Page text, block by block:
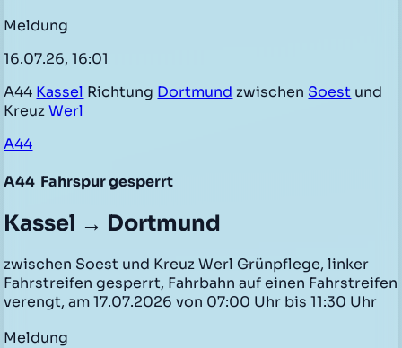
Meldung
16.07.26, 16:01
A44 Kassel Richtung Dortmund zwischen Soest und
KreuzWerl
A44
A44 Fahrspur gesperrt
Kassel → Dortmund
zwischen Soest und Kreuz Werl Grünpflege, linker
Fahrstreifen gesperrt, Fahrbahn auf einen Fahrstreifen
verengt, am 17.07.2026 von 07:00 Uhr bis 11:30 Uhr
Meldung